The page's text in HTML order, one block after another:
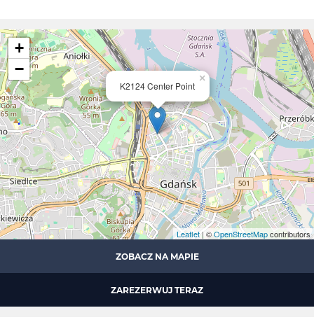
K2124 Center Point
×
+
−
Leaflet| ©OpenStreetMapcontributors
ZOBACZ NA MAPIE
ZAREZERWUJ TERAZ